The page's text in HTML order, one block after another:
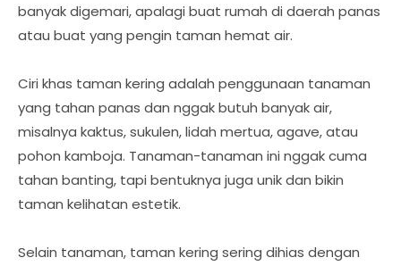
banyak digemari, apalagi buat rumah di daerah panas
atau buat yang pengin taman hemat air.
Ciri khas taman kering adalah penggunaan tanaman
yang tahan panas dan nggak butuh banyak air,
misalnya kaktus, sukulen, lidah mertua, agave, atau
pohon kamboja. Tanaman-tanaman ini nggak cuma
tahan banting, tapi bentuknya juga unik dan bikin
taman kelihatan estetik.
Selain tanaman, taman kering sering dihias dengan